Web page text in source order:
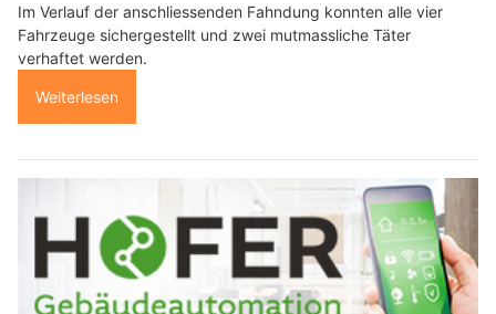
Im Verlauf der anschliessenden Fahndung konnten alle vier
Fahrzeuge sichergestellt und zwei mutmassliche Täter
verhaftet werden.
Weiterlesen